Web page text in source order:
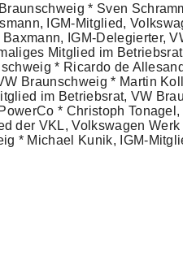
* Sven
IGM-Mitglied,
IGM-Delegierter,
Mitglied im
* Ricardo de
Braunschweig * Martin
im Betriebsrat, VW
* Christoph
der VKL, Volkswagen
* Michael Kunik, IGM-